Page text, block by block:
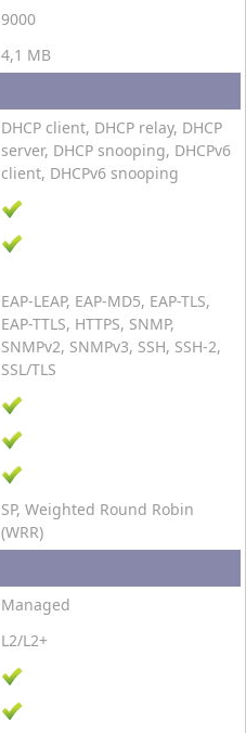
9000
4,1 MB
DHCP client, DHCP relay, DHCP
server, DHCP snooping, DHCPv6
client, DHCPv6 snooping
EAP-LEAP, EAP-MD5, EAP-TLS,
EAP-TTLS, HTTPS, SNMP,
SNMPv2, SNMPv3, SSH, SSH-2,
SSL/TLS
SP, Weighted Round Robin
(WRR)
Managed
L2/L2+